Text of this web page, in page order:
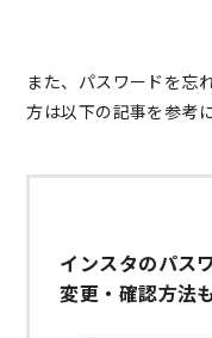
また、パスワードを忘
方は以下の記事を参考
インスタのパス
変更・確認方法